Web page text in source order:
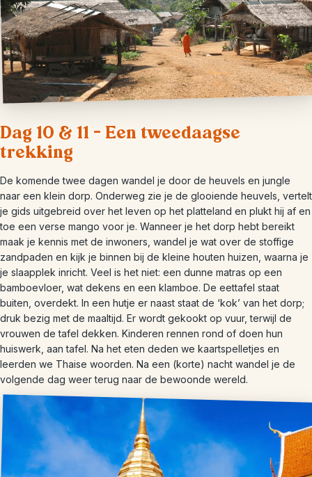
Dag 10 & 11 – Een tweedaagse
trekking
De komende twee dagen wandel je door de heuvels en jungle
naar een klein dorp. Onderweg zie je de glooiende heuvels, vertelt
je gids uitgebreid over het leven op het platteland en plukt hij af en
toe een verse mango voor je. Wanneer je het dorp hebt bereikt
maak je kennis met de inwoners, wandel je wat over de stoffige
zandpaden en kijk je binnen bij de kleine houten huizen, waarna je
je slaapplek inricht. Veel is het niet: een dunne matras op een
bamboevloer, wat dekens en een klamboe. De eettafel staat
buiten, overdekt. In een hutje er naast staat de ‘kok’ van het dorp;
druk bezig met de maaltijd. Er wordt gekookt op vuur, terwijl de
vrouwen de tafel dekken. Kinderen rennen rond of doen hun
huiswerk, aan tafel. Na het eten deden we kaartspelletjes en
leerden we Thaise woorden. Na een (korte) nacht wandel je de
volgende dag weer terug naar de bewoonde wereld.